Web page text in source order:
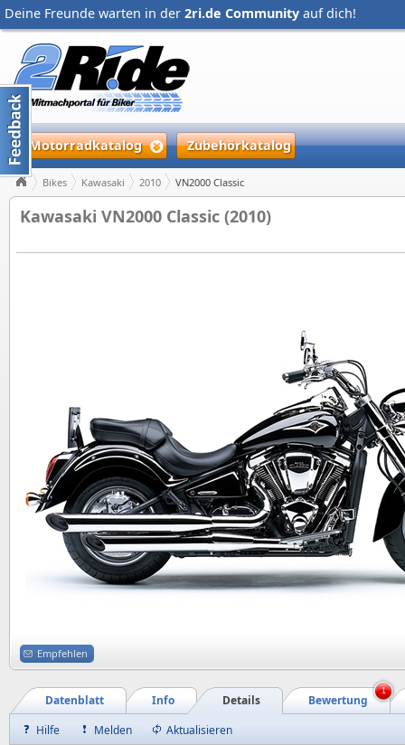
Deine Freunde warten in der 2ri.de Community auf dich!
Motorradkatalog Zubehörkatalog
Bikes Kawasaki 2010 VN2000 Classic
Kawasaki VN2000 Classic (2010)
Empfehlen
Bewertung
Details
Info
Datenblatt
1
Hilfe Melden Aktualisieren